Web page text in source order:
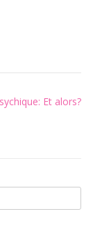
Et alors?